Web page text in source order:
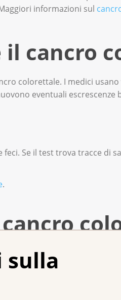
sulla
informazioni sul
il cancro
colorettale. I medici
eventuali escrescenze
Se il test trova tracce di
.
rosso scuro.